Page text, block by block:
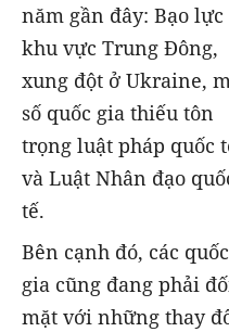
năm gần đây: Bạo lực
khu vực Trung Đông,
xung đột ở Ukraine,
số quốc gia thiếu tôn
trọng luật pháp quốc
và Luật Nhân đạo
tế.
Bên cạnh đó, các quốc
gia cũng đang phải
mặt với những thay